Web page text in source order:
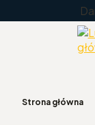
Strona główna